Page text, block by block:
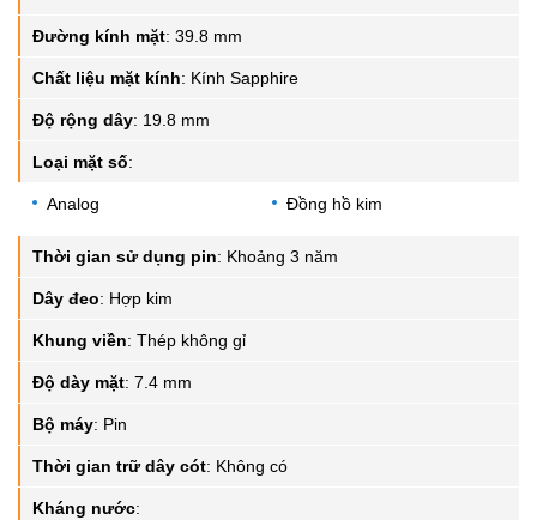
Đường kính mặt: 39.8 mm
Chất liệu mặt kính: Kính Sapphire
Độ rộng dây: 19.8 mm
Loại mặt số:
Analog Đồng hồ kim
Thời gian sử dụng pin: Khoảng 3 năm
Dây đeo: Hợp kim
Khung viền: Thép không gỉ
Độ dày mặt: 7.4 mm
Bộ máy: Pin
Thời gian trữ dây cót: Không có
Kháng nước: